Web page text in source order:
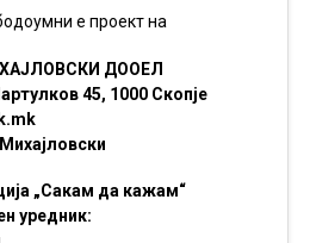
е проект на
ДООЕЛ
45, 1000 Скопје
„Сакам да кажам“
уредник: